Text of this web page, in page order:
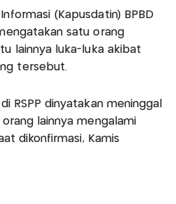
(Kapusdatin) BPBD
satu orang
lainnya luka-luka akibat
tersebut.
RSPP dinyatakan meninggal
lainnya mengalami
dikonfirmasi, Kamis